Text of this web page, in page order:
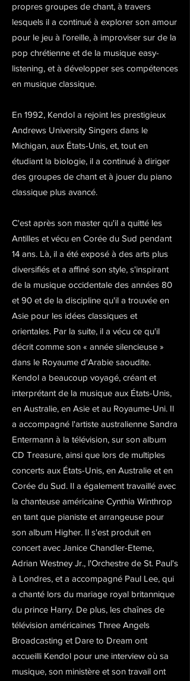
propres groupes de chant, à travers
lesquels il a continué à explorer son amour
pour le jeu à l'oreille, à improviser sur de la
pop chrétienne et de la musique easy-
listening, et à développer ses compétences
en musique classique.
En 1992, Kendol a rejoint les prestigieux
Andrews University Singers dans le
Michigan, aux États-Unis, et, tout en
étudiant la biologie, il a continué à diriger
des groupes de chant et à jouer du piano
classique plus avancé.
C'est après son master qu'il a quitté les
Antilles et vécu en Corée du Sud pendant
14 ans. Là, il a été exposé à des arts plus
diversifiés et a affiné son style, s'inspirant
de la musique occidentale des années 80
et 90 et de la discipline qu'il a trouvée en
Asie pour les idées classiques et
orientales. Par la suite, il a vécu ce qu'il
décrit comme son « année silencieuse »
dans le Royaume d'Arabie saoudite.
Kendol a beaucoup voyagé, créant et
interprétant de la musique aux États-Unis,
en Australie, en Asie et au Royaume-Uni. Il
a accompagné l'artiste australienne Sandra
Entermann à la télévision, sur son album
CD Treasure, ainsi que lors de multiples
concerts aux États-Unis, en Australie et en
Corée du Sud. Il a également travaillé avec
la chanteuse américaine Cynthia Winthrop
en tant que pianiste et arrangeuse pour
son album Higher. Il s'est produit en
concert avec Janice Chandler-Eteme,
Adrian Westney Jr., l'Orchestre de St. Paul's
à Londres, et a accompagné Paul Lee, qui
a chanté lors du mariage royal britannique
du prince Harry. De plus, les chaînes de
télévision américaines Three Angels
Broadcasting et Dare to Dream ont
accueilli Kendol pour une interview où sa
musique, son ministère et son travail ont